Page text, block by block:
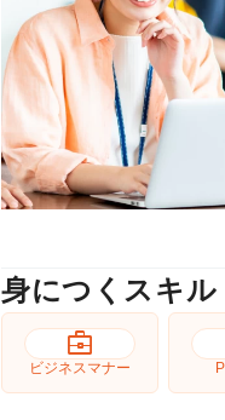
身につくスキル
business_center
ビジネスマナー